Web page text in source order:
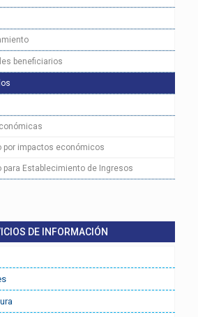
beneficiarios
por impactos económicos
para Establecimiento de Ingresos
DE INFORMACIÓN